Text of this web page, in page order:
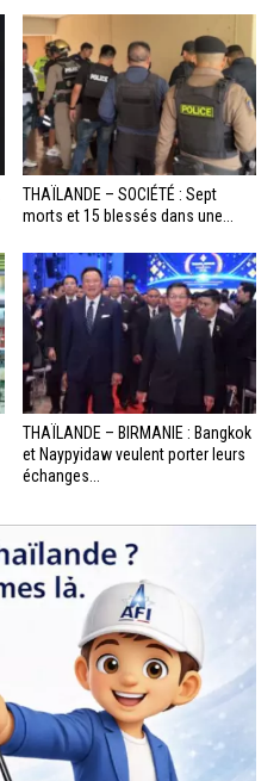
THAÏLANDE – SOCIÉTÉ : Sept
morts et 15 blessés dans une...
THAÏLANDE – BIRMANIE : Bangkok
et Naypyidaw veulent porter leurs
échanges...